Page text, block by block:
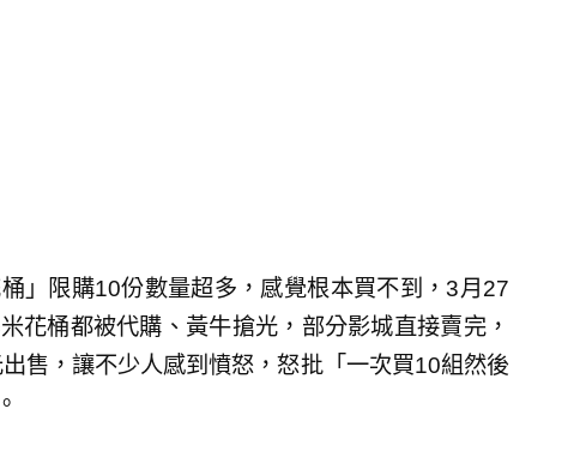
」限購10份數量超多，感覺根本買不到，3月27
花桶都被代購、黃牛搶光，部分影城直接賣完，
售，讓不少人感到憤怒，怒批「一次買10組然後